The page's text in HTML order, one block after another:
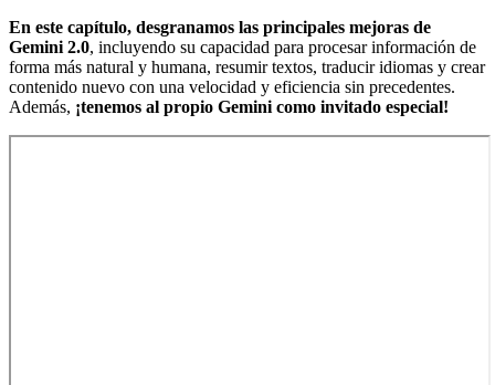
En este capítulo, desgranamos las principales mejoras de
Gemini 2.0, incluyendo su capacidad para procesar información de
forma más natural y humana, resumir textos, traducir idiomas y crear
contenido nuevo con una velocidad y eficiencia sin precedentes.
Además, ¡tenemos al propio Gemini como invitado especial!